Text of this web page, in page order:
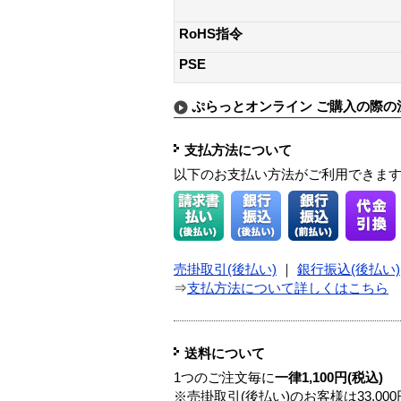
RoHS指令
PSE
ぷらっとオンライン ご購入の際の
支払方法について
以下のお支払い方法がご利用できま
売掛取引(後払い) 銀行振込(後払い)
⇒支払方法について詳しくはこちら
送料について
1つのご注文毎に一律1,100円(税込)
※売掛取引(後払い)のお客様は